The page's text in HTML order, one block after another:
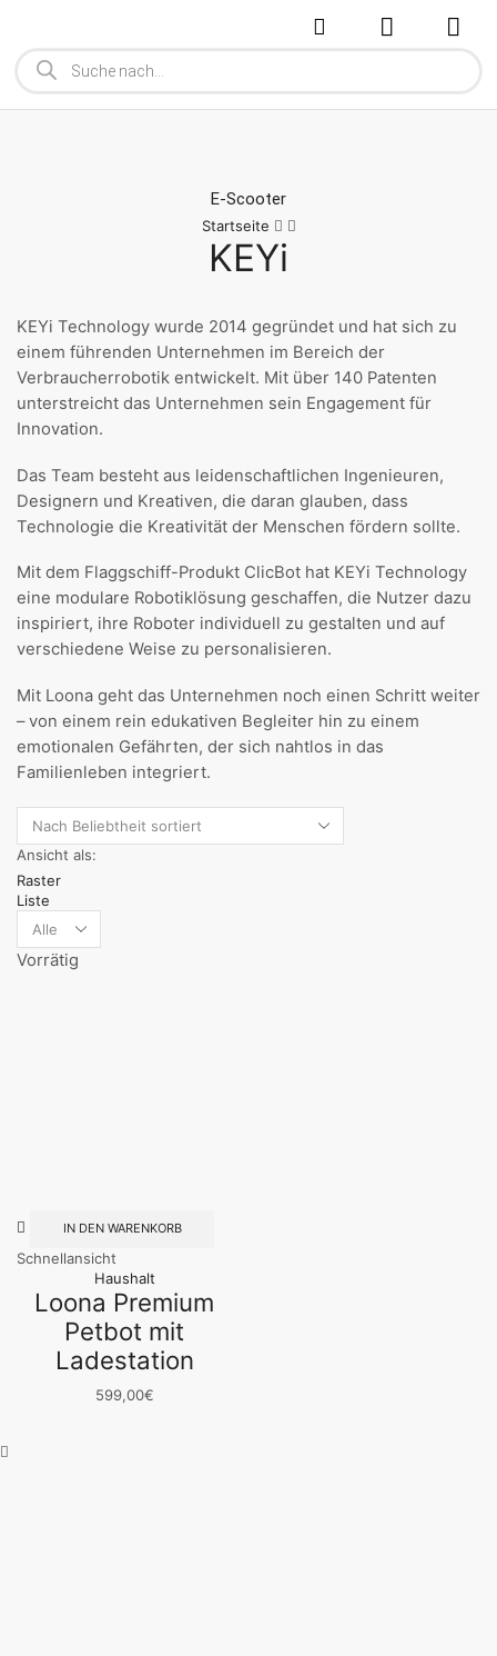
E-Scooter
Startseite
KEYi
KEYi Technology wurde 2014 gegründet und hat sich zu
einem führenden Unternehmen im Bereich der
Verbraucherrobotik entwickelt. Mit über 140 Patenten
unterstreicht das Unternehmen sein Engagement für
Innovation.
Das Team besteht aus leidenschaftlichen Ingenieuren,
Designern und Kreativen, die daran glauben, dass
Technologie die Kreativität der Menschen fördern sollte.
Mit dem Flaggschiff-Produkt ClicBot hat KEYi Technology
eine modulare Robotiklösung geschaffen, die Nutzer dazu
inspiriert, ihre Roboter individuell zu gestalten und auf
verschiedene Weise zu personalisieren.
Mit Loona geht das Unternehmen noch einen Schritt weiter
– von einem rein edukativen Begleiter hin zu einem
emotionalen Gefährten, der sich nahtlos in das
Familienleben integriert.
Ansicht als:
Raster
Liste
Vorrätig
IN DEN WARENKORB
Schnellansicht
Haushalt
Loona Premium
Petbot mit
Ladestation
599,00€